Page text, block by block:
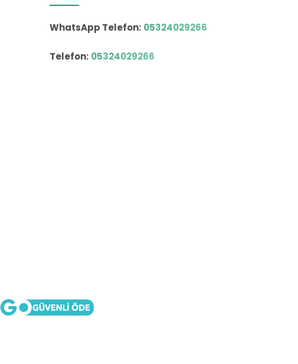
WhatsApp Telefon: 05324029266
Telefon: 05324029266